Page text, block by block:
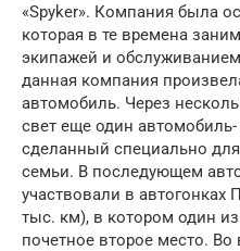
«Spyker». Компания была
которая в те времена
экипажей и
данная компания
автомобиль. Через
свет еще один автомобиль-
сделанный специально
семьи. В последующем
участвовали в автогонках
тыс. км), в котором один
почетное второе место.